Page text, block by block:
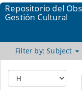
Repositorio del
Gestión Cultural
Filter by: Subject